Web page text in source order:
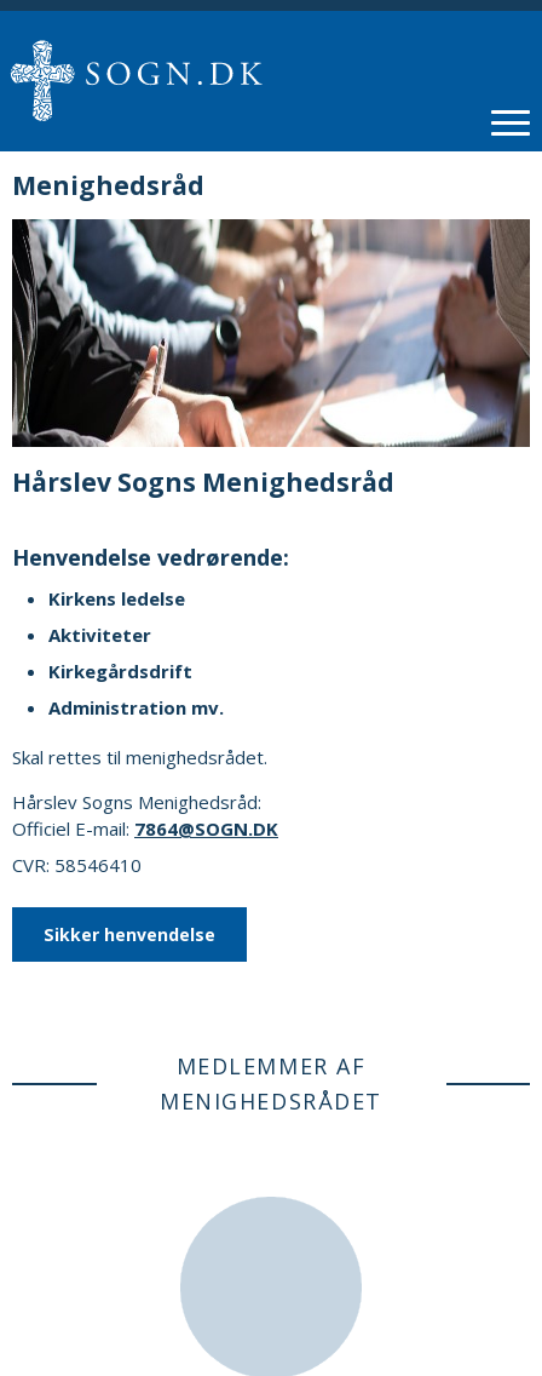
Menighedsråd
Hårslev Sogns Menighedsråd
Henvendelse vedrørende:
Kirkens ledelse
Aktiviteter
Kirkegårdsdrift
Administration mv.
Skal rettes til menighedsrådet.
Hårslev Sogns Menighedsråd:
Officiel E-mail: 7864@SOGN.DK
CVR: 58546410
Sikker henvendelse
MEDLEMMER AF
MENIGHEDSRÅDET